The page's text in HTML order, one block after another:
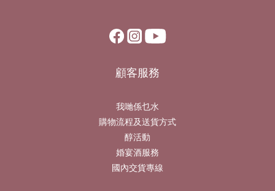
顧客服務
我哋係乜水
購物流程及送貨方式
醇活動
婚宴酒服務
國內交貨專線